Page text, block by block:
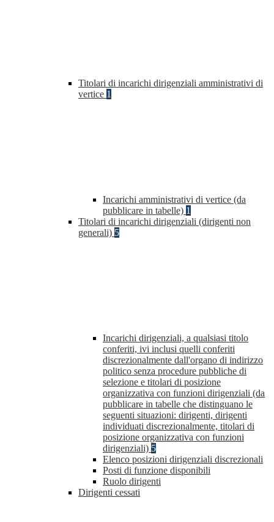
Titolari di incarichi dirigenziali amministrativi di
vertice 1
Incarichi amministrativi di vertice (da
pubblicare in tabelle) 1
Titolari di incarichi dirigenziali (dirigenti non
generali) 5
Incarichi dirigenziali, a qualsiasi titolo
conferiti, ivi inclusi quelli conferiti
discrezionalmente dall'organo di indirizzo
politico senza procedure pubbliche di
selezione e titolari di posizione
organizzativa con funzioni dirigenziali (da
pubblicare in tabelle che distinguano le
seguenti situazioni: dirigenti, dirigenti
individuati discrezionalmente, titolari di
posizione organizzativa con funzioni
dirigenziali) 5
Elenco posizioni dirigenziali discrezionali
Posti di funzione disponibili
Ruolo dirigenti
Dirigenti cessati